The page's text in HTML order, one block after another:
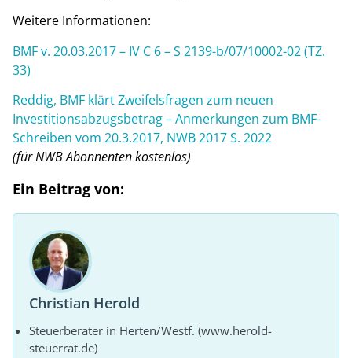
Weitere Informationen:
BMF v. 20.03.2017 – IV C 6 – S 2139-b/07/10002-02 (TZ.
33)
Reddig, BMF klärt Zweifelsfragen zum neuen
Investitionsabzugsbetrag – Anmerkungen zum BMF-
Schreiben vom 20.3.2017, NWB 2017 S. 2022
(für NWB Abonnenten kostenlos)
Ein Beitrag von:
Christian Herold
Steuerberater in Herten/Westf. (www.herold-
steuerrat.de)